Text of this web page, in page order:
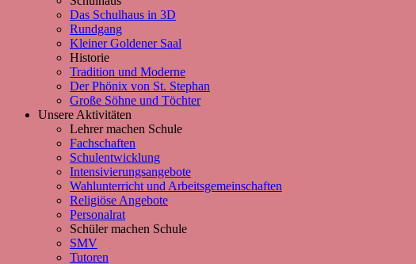
Das Schulhaus in 3D
Rundgang
Kleiner Goldener Saal
Historie
Tradition und Moderne
Der Phönix von St. Stephan
Große Söhne und Töchter
Unsere Aktivitäten
Lehrer machen Schule
Fachschaften
Schulentwicklung
Intensivierungsangebote
Wahlunterricht und Arbeitsgemeinschaften
Religiöse Angebote
Personalrat
Schüler machen Schule
SMV
Tutoren